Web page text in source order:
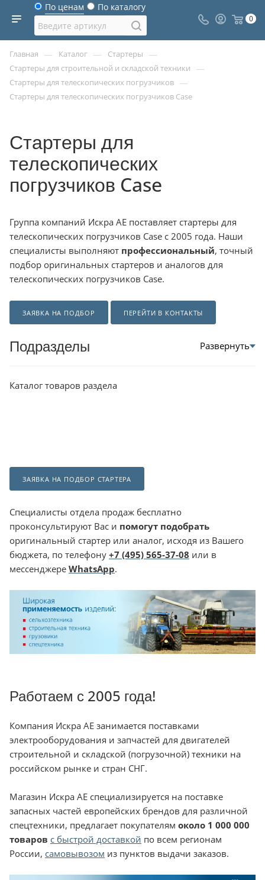
По ценам По каталогу
0
Главная — Каталог — Стартеры —
Стартеры для строительной и складской техники —
Стартеры для телескопических погрузчиков —
Стартеры для телескопических погрузчиков Case
Стартеры для
телескопических
погрузчиков Case
Группа компаний Искра АЕ поставляет стартеры для
телескопических погрузчиков Case с 2005 года. Наши
специалисты выполняют профессиональный, точный
подбор оригинальных стартеров и аналогов для
телескопических погрузчиков Case.
ЗАЯВКА НА ПОДБОР ПЕРЕЙТИ В КОНТАКТЫ
Подразделы
Каталог товаров раздела
ЗАЯВКА НА ПОДБОР СТАРТЕРА
Специалисты отдела продаж бесплатно
проконсультируют Вас и помогут подобрать
оригинальный стартер или аналог, исходя из Вашего
бюджета, по телефону +7 (495) 565-37-08 или в
мессенджере WhatsApp.
Работаем с 2005 года!
Компания Искра АЕ занимается поставками
электрооборудования и запчастей для двигателей
строительной и складской (погрузочной) техники на
российском рынке и стран СНГ.
Магазин Искра АЕ специализируется на поставке
запасных частей европейских брендов для различной
спецтехники, предлагает покупателям около 1 000 000
товаров с быстрой доставкой по всем регионам
России, самовывозом из пунктов выдачи заказов.